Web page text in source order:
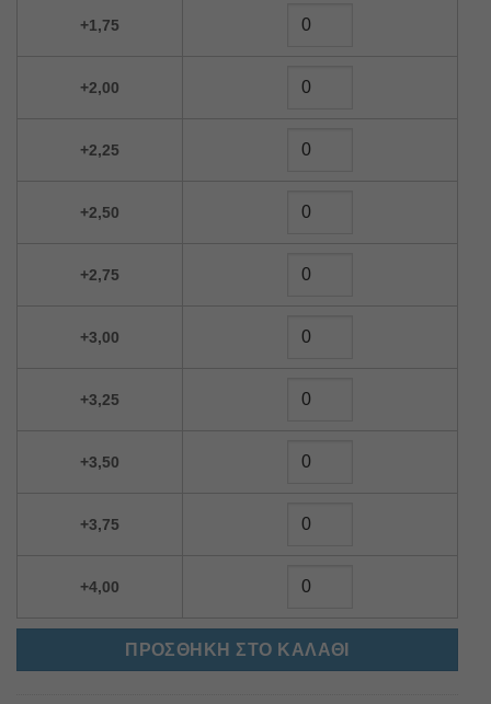
+1,75
+2,00
+2,25
+2,50
+2,75
+3,00
+3,25
+3,50
+3,75
+4,00
ΠΡΟΣΘΉΚΗ ΣΤΟ ΚΑΛΆΘΙ